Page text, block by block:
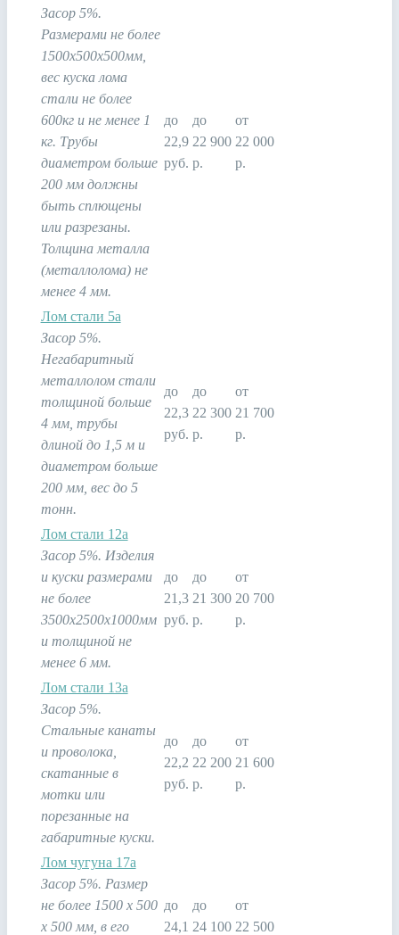
Засор 5%.
Размерами не более
1500х500х500мм,
вес куска лома
стали не более
600кг и не менее 1
кг. Трубы
диаметром больше
200 мм должны
быть сплющены
или разрезаны.
Толщина металла
(металлолома) не
менее 4 мм.
до
22,9
руб.
до
22 900
р.
от
22 000
р.
Лом стали 5а
Засор 5%.
Негабаритный
металлолом стали
толщиной больше
4 мм, трубы
длиной до 1,5 м и
диаметром больше
200 мм, вес до 5
тонн.
до
22,3
руб.
до
22 300
р.
от
21 700
р.
Лом стали 12а
Засор 5%. Изделия
и куски размерами
не более
3500х2500х1000мм
и толщиной не
менее 6 мм.
до
21,3
руб.
до
21 300
р.
от
20 700
р.
Лом стали 13а
Засор 5%.
Стальные канаты
и проволока,
скатанные в
мотки или
порезанные на
габаритные куски.
до
22,2
руб.
до
22 200
р.
от
21 600
р.
Лом чугуна 17а
Засор 5%. Размер
не более 1500 х 500
х 500 мм, в его
до
24,1
до
24 100
от
22 500